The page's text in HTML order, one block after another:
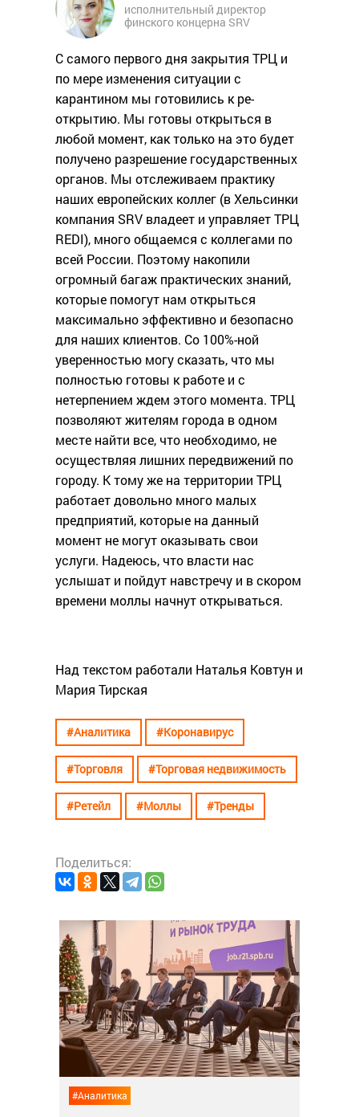
исполнительный директор
финского концерна SRV
С самого первого дня закрытия ТРЦ и
по мере изменения ситуации с
карантином мы готовились к ре-
открытию. Мы готовы открыться в
любой момент, как только на это будет
получено разрешение государственных
органов. Мы отслеживаем практику
наших европейских коллег (в Хельсинки
компания SRV владеет и управляет ТРЦ
REDI), много общаемся с коллегами по
всей России. Поэтому накопили
огромный багаж практических знаний,
которые помогут нам открыться
максимально эффективно и безопасно
для наших клиентов. Со 100%-ной
уверенностью могу сказать, что мы
полностью готовы к работе и с
нетерпением ждем этого момента. ТРЦ
позволяют жителям города в одном
месте найти все, что необходимо, не
осуществляя лишних передвижений по
городу. К тому же на территории ТРЦ
работает довольно много малых
предприятий, которые на данный
момент не могут оказывать свои
услуги. Надеюсь, что власти нас
услышат и пойдут навстречу и в скором
времени моллы начнут открываться.
Над текстом работали Наталья Ковтун и
Мария Тирская
#Аналитика #Коронавирус
#Торговля #Торговая недвижимость
#Ретейл #Моллы #Тренды
Поделиться:
#Аналитика